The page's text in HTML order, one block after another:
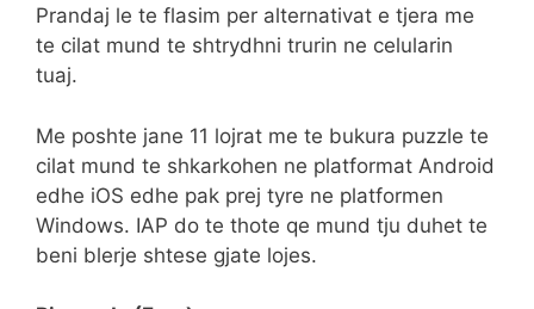
Prandaj le te flasim per alternativat e tjera me
te cilat mund te shtrydhni trurin ne celularin
tuaj.
Me poshte jane 11 lojrat me te bukura puzzle te
cilat mund te shkarkohen ne platformat Android
edhe iOS edhe pak prej tyre ne platformen
Windows. IAP do te thote qe mund tju duhet te
beni blerje shtese gjate lojes.